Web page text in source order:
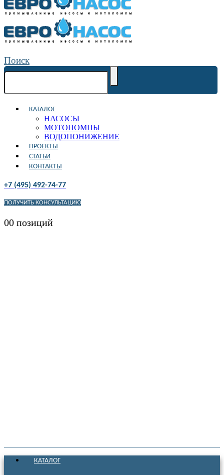
Поиск
КАТАЛОГ
НАСОСЫ
МОТОПОМПЫ
ВОДОПОНИЖЕНИЕ
ПРОЕКТЫ
СТАТЬИ
КОНТАКТЫ
+7 (495) 492-74-77
ПОЛУЧИТЬ КОНСУЛЬТАЦИЮ
00 позиций
КАТАЛОГ